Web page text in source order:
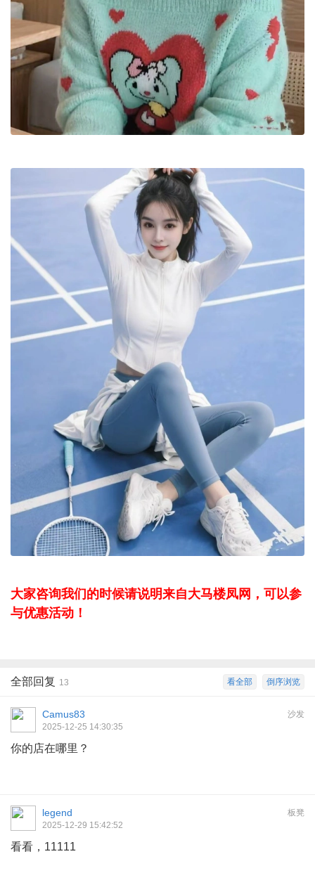
大家咨询我们的时候请说明来自大马楼凤网，可以参
与优惠活动！
倒序浏览
看全部
全部回复 13
沙发
Camus83
2025-12-25 14:30:35
你的店在哪里？
板凳
legend
2025-12-29 15:42:52
看看，11111